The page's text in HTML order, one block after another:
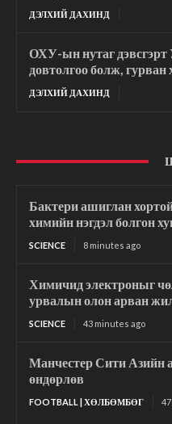
ДЭЛХИЙ ДАХИНД
ОХУ-ын нутаг
довтолгоо болж, гурван
ДЭЛХИЙ ДАХИНД
Бактери ашиглан
химийн нэгдэл болгон
SCIENCE 8 minutes ago
Химичид электроныг
урвалын олон арван
SCIENCE 43 minutes ago
Манчестер Сити Азийн
өндөрлөв
FOOTBALL | ХӨЛБӨМБӨГ